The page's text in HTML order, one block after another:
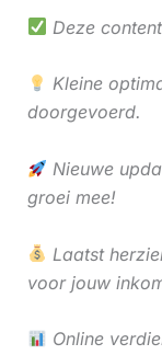
Deze
Kleine
doorgevoerd.
Nieuwe
groei mee!
Laatst
voor jouw
Online